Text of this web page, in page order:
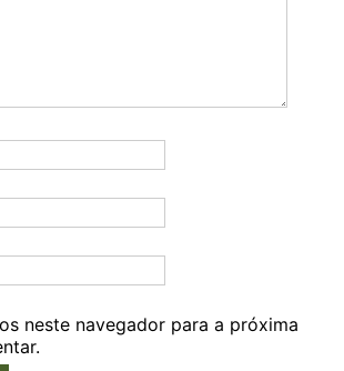
neste navegador para a próxima